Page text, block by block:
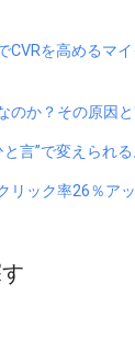
CVRを高めるマ
のか？その原因
言”で変えられる
リック率26％ア